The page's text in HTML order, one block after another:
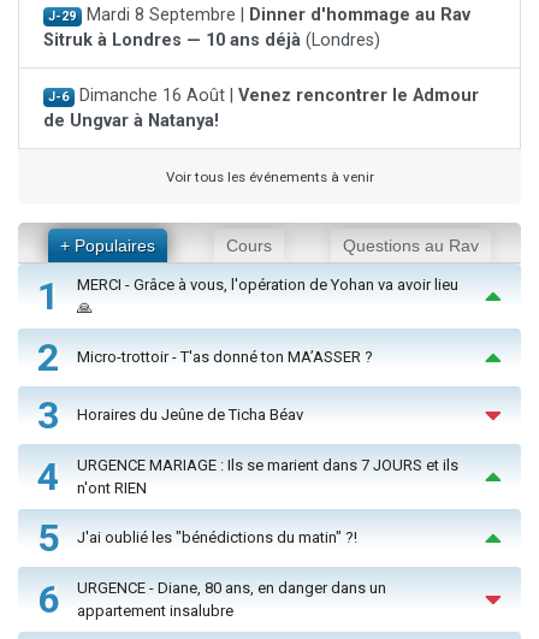
J-29 Mardi 8 Septembre |
Dinner d'hommage au Rav
Sitruk à Londres — 10 ans déjà (Londres)
J-6 Dimanche 16 Août | Venez rencontrer le Admour
de Ungvar à Natanya!
Voir tous les événements à venir
+ Populaires Cours Questions au Rav
1
MERCI - Grâce à vous, l'opération de Yohan va avoir lieu
🙏
2 Micro-trottoir - T'as donné ton MA’ASSER ?
3 Horaires du Jeûne de Ticha Béav
4
URGENCE MARIAGE : Ils se marient dans 7 JOURS et ils
n'ont RIEN
5 J'ai oublié les "bénédictions du matin" ?!
6
URGENCE - Diane, 80 ans, en danger dans un
appartement insalubre